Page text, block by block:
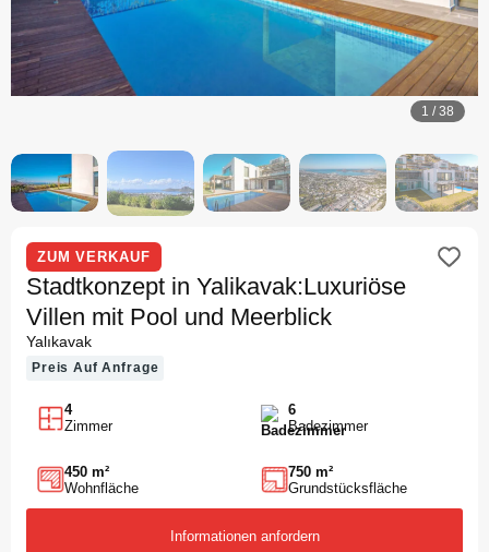
1 /38
ZUM VERKAUF
Stadtkonzept in Yalikavak:Luxuriöse
Villen mit Pool und Meerblick
Yalıkavak
Preis Auf Anfrage
4
Zimmer
6
Badezimmer
450 m²
Wohnfläche
750 m²
Grundstücksfläche
Informationen anfordern